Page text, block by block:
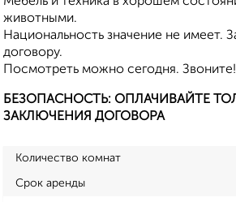
животными.
Национальность значение не имеет.
договору.
Посмотреть можно сегодня. Звоните!
БЕЗОПАСНОСТЬ: ОПЛАЧИВАЙТЕ
ЗАКЛЮЧЕНИЯ ДОГОВОРА
Количество комнат
Срок аренды